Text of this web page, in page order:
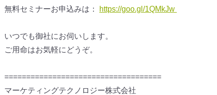
無料セミナーお申込みは：
https://goo.gl/1QMkJw
いつでも御社にお伺いします。
ご用命はお気軽にどうぞ。
====================================
マーケティングテクノロジー株式会社